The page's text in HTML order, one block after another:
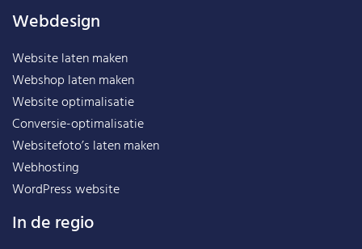
Webdesign
Website laten maken
Webshop laten maken
Website optimalisatie
Conversie-optimalisatie
Websitefoto’s laten maken
Webhosting
WordPress website
In de regio